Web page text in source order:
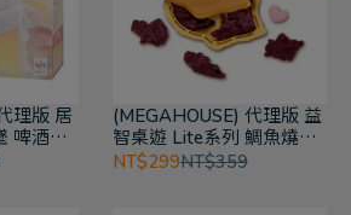
理版 居
啤酒杯
(MEGAHOUSE) 代理版 益
智桌遊 Lite系列 鯛魚燒趣
味拼圖
NT$299NT$359